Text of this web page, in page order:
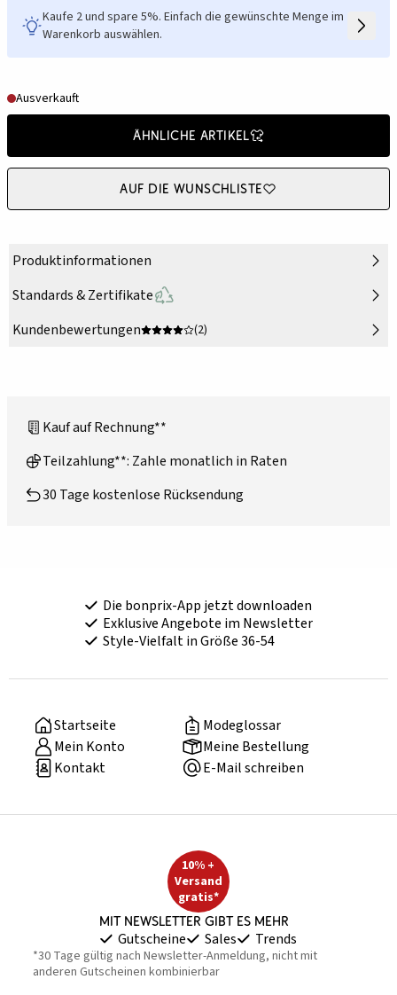
Kaufe 2 und spare 5%. Einfach die gewünschte Menge im
Warenkorb auswählen.
Ausverkauft
Ähnliche Artikel
Auf die Wunschliste
Produktinformationen
Standards & Zertifikate
Kundenbewertungen
(2)
Kauf auf Rechnung**
Teilzahlung**: Zahle monatlich in Raten
30 Tage kostenlose Rücksendung
Die bonprix-App jetzt downloaden
Exklusive Angebote im Newsletter
Style-Vielfalt in Größe 36-54
Startseite
Modeglossar
Mein Konto
Meine Bestellung
Kontakt
E-Mail schreiben
10% +
Versand
gratis*
Mit Newsletter gibt es mehr
Gutscheine Sales Trends
*30 Tage gültig nach Newsletter-Anmeldung, nicht mit
anderen Gutscheinen kombinierbar